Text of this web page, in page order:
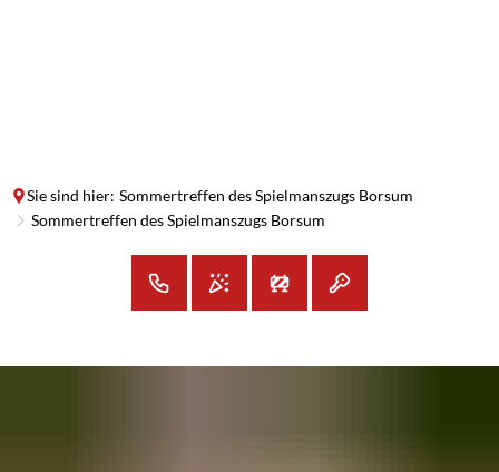
Sie sind hier: Sommertreffen des Spielmanszugs Borsum
Sommertreffen des Spielmanszugs Borsum